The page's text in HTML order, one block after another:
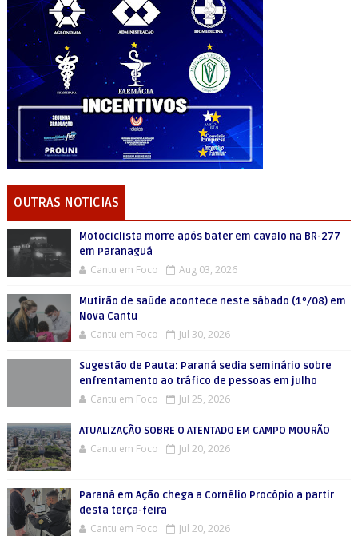
OUTRAS NOTICIAS
Motociclista morre após bater em cavalo na BR-277
em Paranaguá
Cantu em Foco Aug 03, 2026
Mutirão de saúde acontece neste sábado (1º/08) em
Nova Cantu
Cantu em Foco Jul 30, 2026
Sugestão de Pauta: Paraná sedia seminário sobre
enfrentamento ao tráfico de pessoas em julho
Cantu em Foco Jul 25, 2026
ATUALIZAÇÃO SOBRE O ATENTADO EM CAMPO MOURÃO
Cantu em Foco Jul 20, 2026
Paraná em Ação chega a Cornélio Procópio a partir
desta terça-feira
Cantu em Foco Jul 20, 2026